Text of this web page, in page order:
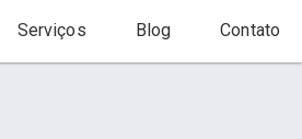
Serviços Blog Contato